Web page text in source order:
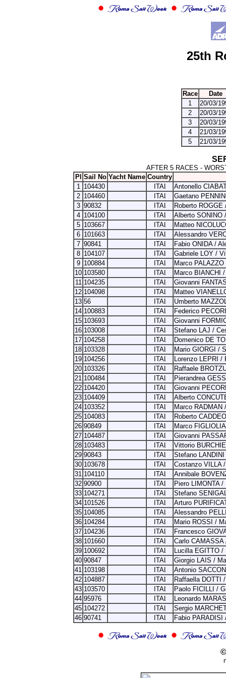
25th
Race
Date
1
20/03/
2
20/03/
3
20/03/
4
21/03/
5
21/03/
AFTER 5 RACES -
Pl Sail No Yacht Name Country
1 104430
Antonello
2 104460
Gaetano
3 90832
Roberto
4 104100
Alberto SONINO
5 103667
Matteo
6 101663
Alessandro
7 90841
Fabio ONIDA /
8 104107
Gabriele LOY /
9 100884
Marco
10 103580
Marco BIANCHI
11 104235
Giovanni
12 104098
Matteo
13 56
Umberto
14 100883
Federico
15 103693
Giovanni
16 103008
Stefano LAJ /
17 104258
Domenico DE
18 103328
Mario GIORGI /
19 104256
Lorenzo LEPRI /
20 103326
Raffaele
21 100484
Pierandrea
22 104420
Giovanni
23 104409
Alberto
24 103352
Marco RADMAN
25 104083
Roberto
26 90849
Marco
27 104487
Giovanni
28 103483
Vittorio
29 90843
Stefano
30 103678
Costanzo VILLA
31 104110
Annibale
32 90900
Piero LIMONTA
33 104271
Stefano
34 101526
Arturo
35 104085
Alessandro
36 104284
Mario ROSSI /
37 104236
Francesco
38 101660
Carlo
39 100692
Lucilla EGITTO /
40 90847
Giorgio LAIS /
41 103198
Antonio
42 104887
Raffaella DOTTI
43 103570
Paolo FICILLI /
44 95976
Leonardo
45 104272
Sergio
46 90741 Fabio